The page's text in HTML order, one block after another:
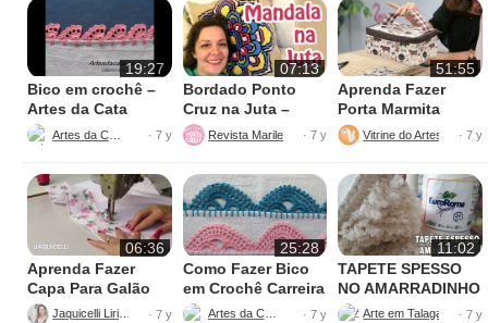
19:27
Bico em crochê –
Artes da Cata
· 7 y
07:13
Bordado Ponto
Cruz na Juta –
Fácil de Fazer
Revista Marileny Ponto Cruz
· 7 y
51:55
Aprenda Fazer
Porta Marmita
Térmica
Vitrine do Artesanato
· 7 y
06:36
Aprenda Fazer
Capa Para Galão
de Água – 20 litros
Jaquicelli Liriane · 7 y
25:28
Como Fazer Bico
em Crochê Carreira
Única
Artes da Cata · 7 y
11:02
TAPETE SPESSO
NO AMARRADINHO
PERFEITO
· 7 y